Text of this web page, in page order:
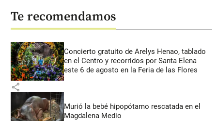
Te recomendamos
Concierto gratuito de Arelys Henao, tablado
en el Centro y recorridos por Santa Elena
este 6 de agosto en la Feria de las Flores
share
Murió la bebé hipopótamo rescatada en el
Magdalena Medio